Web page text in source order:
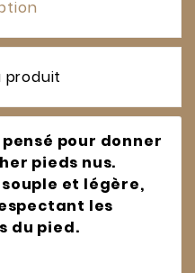
produit
pour donner
pieds nus.
et légère,
les
du pied.